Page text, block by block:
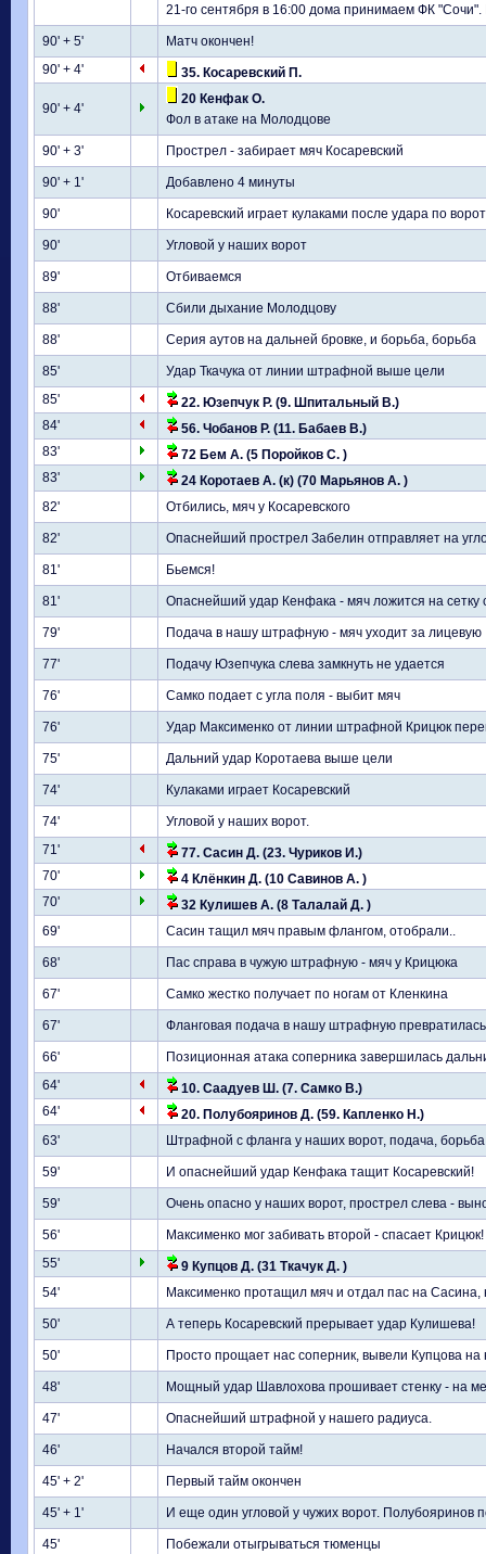
21-го сентября в 16:00 дома принимаем ФК
90' + 5'
Матч окончен!
90' + 4'
35. Косаревский П.
90' + 4'
20 Кенфак О.
Фол в атаке на Молодцове
90' + 3' Прострел - забирает мяч Косаревский
90' + 1' Добавлено 4 минуты
90' Косаревский играет кулаками после удара по
90' Угловой у наших ворот
89' Отбиваемся
88' Сбили дыхание Молодцову
88' Серия аутов на дальней бровке, и борьба, борьба
85'
Удар Ткачука от линии штрафной выше цели
85'
22. Юзепчук Р. (9. Шпитальный В.)
84'
56. Чобанов Р. (11. Бабаев В.)
83'
72 Бем А. (5 Поройков С. )
83'
24 Коротаев А. (к) (70 Марьянов А. )
82'
Отбились, мяч у Косаревского
82' Опаснейший прострел Забелин отправляет на
81' Бьемся!
81' Опаснейший удар Кенфака - мяч ложится на сетку
79' Подача в нашу штрафную - мяч уходит за лицевую
77' Подачу Юзепчука слева замкнуть не удается
76' Самко подает с угла поля - выбит мяч
76' Удар Максименко от линии штрафной Крицюк
75' Дальний удар Коротаева выше цели
74' Кулаками играет Косаревский
74'
Угловой у наших ворот.
71'
77. Сасин Д. (23. Чуриков И.)
70'
4 Клёнкин Д. (10 Савинов А. )
70'
32 Кулишев А. (8 Талалай Д. )
69'
Сасин тащил мяч правым флангом, отобрали..
68' Пас справа в чужую штрафную - мяч у Крицюка
67' Самко жестко получает по ногам от Кленкина
67' Фланговая подача в нашу штрафную превратилась
66'
Позиционная атака соперника завершилась
64'
10. Саадуев Ш. (7. Самко В.)
64'
20. Полубояринов Д. (59. Капленко Н.)
63'
Штрафной с фланга у наших ворот, подача,
59' И опаснейший удар Кенфака тащит Косаревский!
59' Очень опасно у наших ворот, прострел слева -
56'
Максименко мог забивать второй - спасает
55'
9 Купцов Д. (31 Ткачук Д. )
54'
Максименко протащил мяч и отдал пас на
50' А теперь Косаревский прерывает удар Кулишева!
50' Просто прощает нас соперник, вывели Купцова
48' Мощный удар Шавлохова прошивает стенку - на
47' Опаснейший штрафной у нашего радиуса.
46' Начался второй тайм!
45' + 2' Первый тайм окончен
45' + 1' И еще один угловой у чужих ворот. Полубояринов
45' Побежали отыгрываться тюменцы